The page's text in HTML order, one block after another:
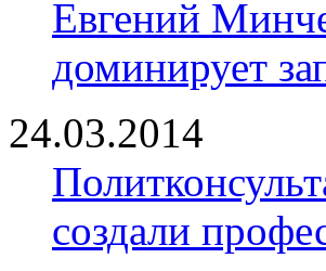
Евгений
доминирует
24.03.2014
создали